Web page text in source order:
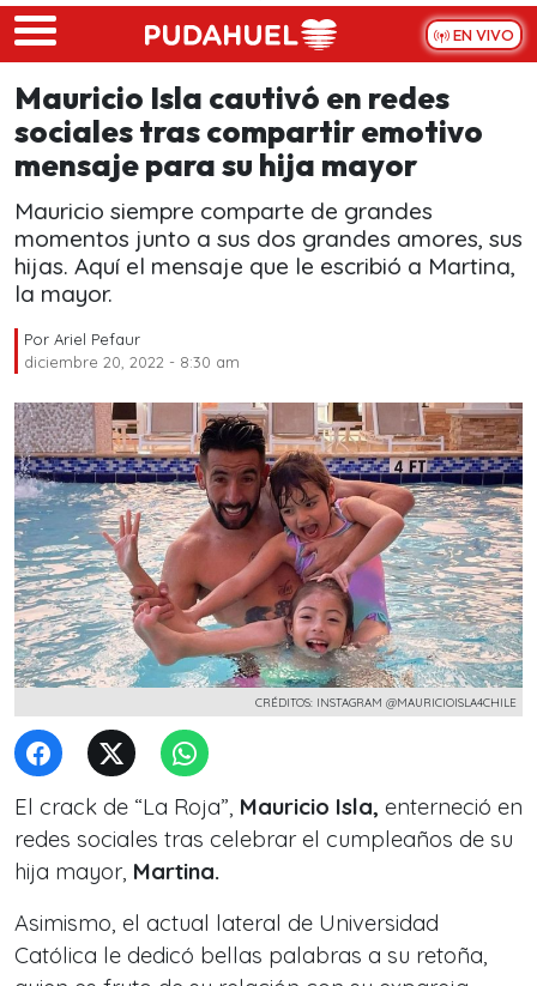
Skip to main content
EN VIVO
Mauricio Isla cautivó en redes
sociales tras compartir emotivo
mensaje para su hija mayor
Mauricio siempre comparte de grandes
momentos junto a sus dos grandes amores, sus
hijas. Aquí el mensaje que le escribió a Martina,
la mayor.
Por Ariel Pefaur
diciembre 20, 2022 - 8:30 am
CRÉDITOS: INSTAGRAM @MAURICIOISLA4CHILE
El crack de “La Roja”, Mauricio Isla, enterneció en
redes sociales tras celebrar el cumpleaños de su
hija mayor, Martina.
Asimismo, el actual lateral de Universidad
Católica le dedicó bellas palabras a su retoña,